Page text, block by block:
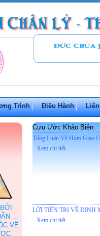
Trình Điều Hành
...
VỀ
Cựu Ước Khảo Biên
Tổng Luận Về Hòm Giao
Xem chi tiết
LỜI TIÊN TRI VỀ ĐỊNH
Xem chi tiết